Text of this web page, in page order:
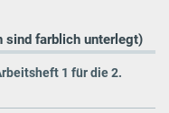
sind farblich unterlegt)
1 für die 2.